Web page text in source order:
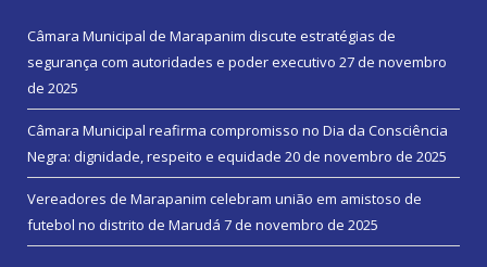
Câmara Municipal de Marapanim discute estratégias de
segurança com autoridades e poder executivo 27 de novembro
de 2025
Câmara Municipal reafirma compromisso no Dia da Consciência
Negra: dignidade, respeito e equidade 20 de novembro de 2025
Vereadores de Marapanim celebram união em amistoso de
futebol no distrito de Marudá 7 de novembro de 2025